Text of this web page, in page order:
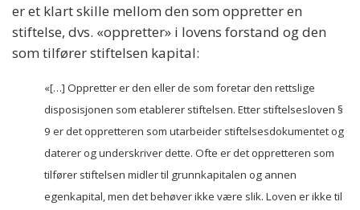
er et klart skille mellom den som oppretter en
stiftelse, dvs. «oppretter» i lovens forstand og den
som tilfører stiftelsen kapital:
«[…] Oppretter er den eller de som foretar den rettslige
disposisjonen som etablerer stiftelsen. Etter stiftelsesloven §
9 er det oppretteren som utarbeider stiftelsesdokumentet og
daterer og underskriver dette. Ofte er det oppretteren som
tilfører stiftelsen midler til grunnkapitalen og annen
egenkapital, men det behøver ikke være slik. Loven er ikke til